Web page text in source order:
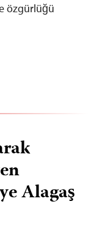
özgürlüğü
Alagaş